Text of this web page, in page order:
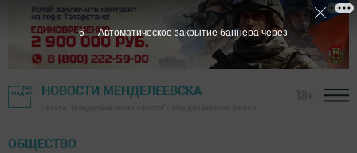
НОВОСТИ МЕНДЕЛЕЕВСКА
ОБЩЕСТВО
5 Автоматическое закрытие баннера через